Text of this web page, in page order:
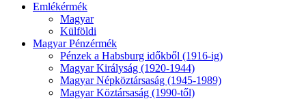
Emlékérmék
Magyar
Külföldi
Magyar Pénzérmék
Pénzek a Habsburg időkből (1916-ig)
Magyar Királyság (1920-1944)
Magyar Népköztársaság (1945-1989)
Magyar Köztársaság (1990-től)